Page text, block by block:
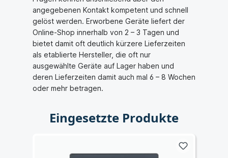
angegebenen Kontakt kompetent und schnell
gelöst werden. Erworbene Geräte liefert der
Online-Shop innerhalb von 2 – 3 Tagen und
bietet damit oft deutlich kürzere Lieferzeiten
als etablierte Hersteller, die oft nur
ausgewählte Geräte auf Lager haben und
deren Lieferzeiten damit auch mal 6 – 8 Wochen
oder mehr betragen.
Eingesetzte Produkte